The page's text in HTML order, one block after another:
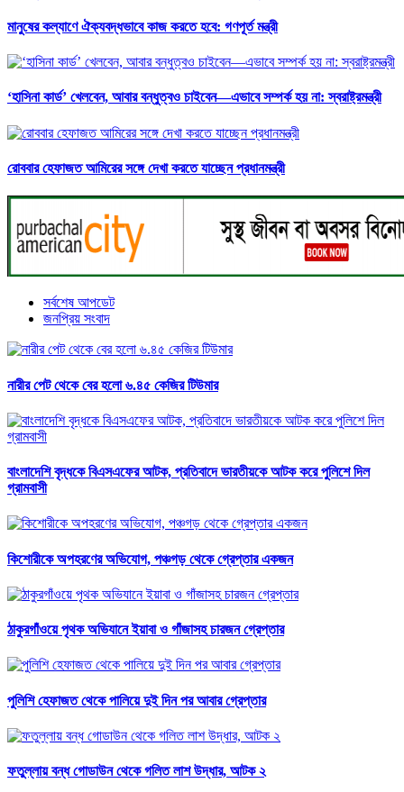
মানুষের কল্যাণে ঐক্যবদ্ধভাবে কাজ করতে হবে: গণপূর্ত মন্ত্রী
‘হাসিনা কার্ড’ খেলবেন, আবার বন্ধুত্বও চাইবেন—এভাবে সম্পর্ক হয় না: স্বরাষ্ট্রমন্ত্রী
রোববার হেফাজত আমিরের সঙ্গে দেখা করতে যাচ্ছেন প্রধানমন্ত্রী
সর্বশেষ আপডেট
জনপ্রিয় সংবাদ
নারীর পেট থেকে বের হলো ৬.৪৫ কেজির টিউমার
বাংলাদেশি বৃদ্ধকে বিএসএফের আটক, প্রতিবাদে ভারতীয়কে আটক করে পুলিশে দিল
গ্রামবাসী
কিশোরীকে অপহরণের অভিযোগ, পঞ্চগড় থেকে গ্রেপ্তার একজন
ঠাকুরগাঁওয়ে পৃথক অভিযানে ইয়াবা ও গাঁজাসহ চারজন গ্রেপ্তার
পুলিশি হেফাজত থেকে পালিয়ে দুই দিন পর আবার গ্রেপ্তার
ফতুল্লায় বন্ধ গোডাউন থেকে গলিত লাশ উদ্ধার, আটক ২